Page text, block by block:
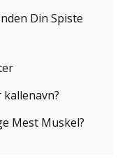
Din Spiste
kallenavn?
Mest Muskel?